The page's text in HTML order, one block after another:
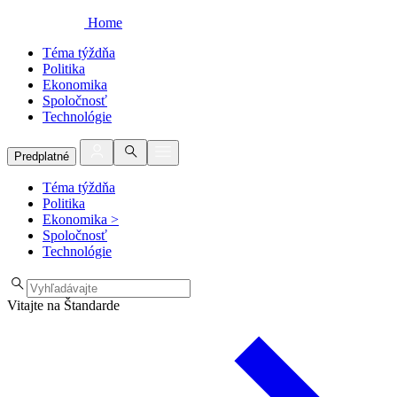
Home
Téma týždňa
Politika
Ekonomika
Spoločnosť
Technológie
Predplatné
Téma týždňa
Politika
Ekonomika >
Spoločnosť
Technológie
Vitajte na Štandarde